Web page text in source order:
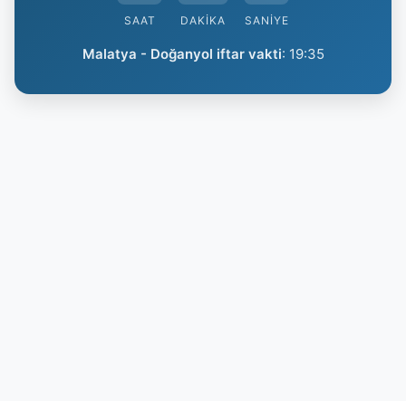
SAAT DAKIKA SANIYE
Malatya - Doğanyol iftar vakti: 19:35